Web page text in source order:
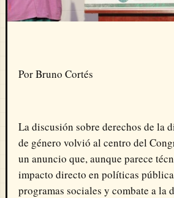
Por Bruno Cortés
La discusión sobre derechos de la
de género volvió al centro del
un anuncio que, aunque parece
impacto directo en políticas
programas sociales y combate a la